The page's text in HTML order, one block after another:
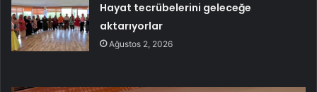
Hayat tecrübelerini geleceğe
aktarıyorlar
Ağustos 2, 2026